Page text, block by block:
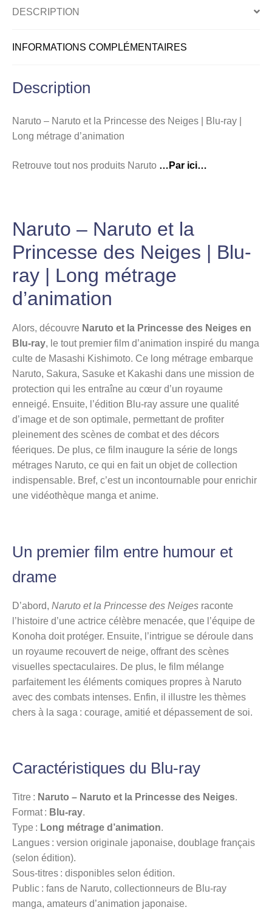
|
|
métrage
d’animation
DESCRIPTION
INFORMATIONS COMPLÉMENTAIRES
Description
Naruto – Naruto et la Princesse des Neiges | Blu-ray |
Long métrage d’animation
Retrouve tout nos produits Naruto …Par ici…
Naruto – Naruto et la
Princesse des Neiges | Blu-
ray | Long métrage
d’animation
Alors, découvre Naruto et la Princesse des Neiges en
Blu-ray, le tout premier film d’animation inspiré du manga
culte de Masashi Kishimoto. Ce long métrage embarque
Naruto, Sakura, Sasuke et Kakashi dans une mission de
protection qui les entraîne au cœur d’un royaume
enneigé. Ensuite, l’édition Blu-ray assure une qualité
d’image et de son optimale, permettant de profiter
pleinement des scènes de combat et des décors
féeriques. De plus, ce film inaugure la série de longs
métrages Naruto, ce qui en fait un objet de collection
indispensable. Bref, c’est un incontournable pour enrichir
une vidéothèque manga et anime.
Un premier film entre humour et
drame
D’abord, Naruto et la Princesse des Neiges raconte
l’histoire d’une actrice célèbre menacée, que l’équipe de
Konoha doit protéger. Ensuite, l’intrigue se déroule dans
un royaume recouvert de neige, offrant des scènes
visuelles spectaculaires. De plus, le film mélange
parfaitement les éléments comiques propres à Naruto
avec des combats intenses. Enfin, il illustre les thèmes
chers à la saga : courage, amitié et dépassement de soi.
Caractéristiques du Blu-ray
Titre : Naruto – Naruto et la Princesse des Neiges.
Format : Blu-ray.
Type : Long métrage d’animation.
Langues : version originale japonaise, doublage français
(selon édition).
Sous-titres : disponibles selon édition.
Public : fans de Naruto, collectionneurs de Blu-ray
manga, amateurs d’animation japonaise.